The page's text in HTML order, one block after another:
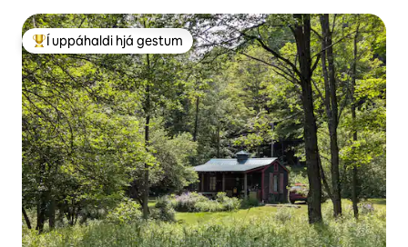
Í mestu uppáhaldi hjá gestum
Í uppáhaldi hjá gestum